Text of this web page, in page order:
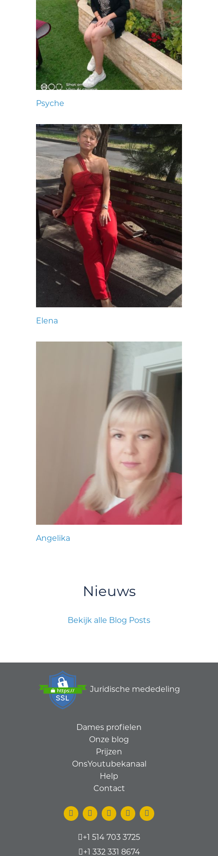
Psyche
Elena
Angelika
Nieuws
Bekijk alle Blog Posts
Juridische mededeling
Dames profielen
Onze blog
Prijzen
OnsYoutubekanaal
Help
Contact
+1 514 703 3725
+1 332 331 8674